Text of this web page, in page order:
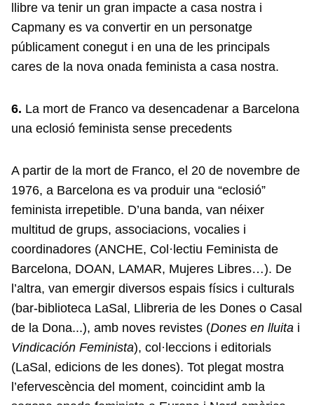
llibre va tenir un gran impacte a casa nostra i
Capmany es va convertir en un personatge
públicament conegut i en una de les principals
cares de la nova onada feminista a casa nostra.
6. La mort de Franco va desencadenar a Barcelona
una eclosió feminista sense precedents
A partir de la mort de Franco, el 20 de novembre de
1976, a Barcelona es va produir una “eclosió”
feminista irrepetible. D’una banda, van néixer
multitud de grups, associacions, vocalies i
coordinadores (ANCHE, Col·lectiu Feminista de
Barcelona, DOAN, LAMAR, Mujeres Libres…). De
l’altra, van emergir diversos espais físics i culturals
(bar-biblioteca LaSal, Llibreria de les Dones o Casal
de la Dona...), amb noves revistes (Dones en lluita i
Vindicación Feminista), col·leccions i editorials
(LaSal, edicions de les dones). Tot plegat mostra
l’efervescència del moment, coincidint amb la